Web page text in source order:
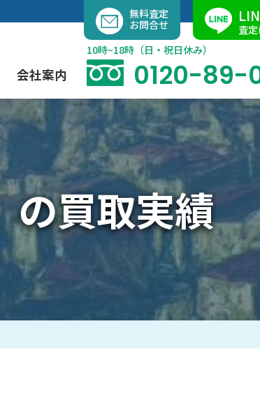
容
キ
ッ
プ
ブログ
掛軸買取
陶磁器
買取 美術品
ジュエ
） 店舗で
ョン出品代行 催事買
名古屋店
会社案内
求人情報
無料査定
お問合せ
査
10時~18時（日・祝日休み）
0120-89-
の買取実績